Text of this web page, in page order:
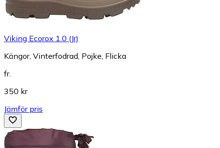
Viking Ecorox 1.0 (Jr)
Kängor, Vinterfodrad, Pojke, Flicka
fr.
350 kr
Jämför pris